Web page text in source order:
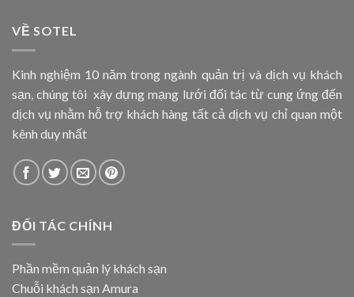
VỀ SOTEL
Kinh nghiệm 10 năm trong ngành quản trị và dịch vụ khách
sạn, chúng tôi xây dựng mạng lưới đối tác từ cung ứng đến
dịch vụ nhằm hỗ trợ khách hàng tất cả dịch vụ chỉ quan một
kênh duy nhất
ĐỐI TÁC CHÍNH
Phần mềm quản lý khách sạn
Chuỗi khách sạn Amura